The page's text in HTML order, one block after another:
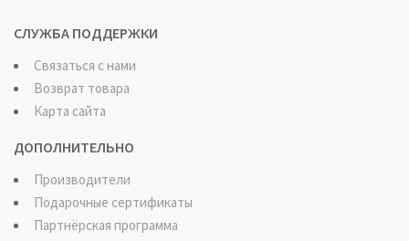
СЛУЖБА ПОДДЕРЖКИ
Связаться с нами
Возврат товара
Карта сайта
ДОПОЛНИТЕЛЬНО
Производители
Подарочные сертификаты
Партнёрская программа